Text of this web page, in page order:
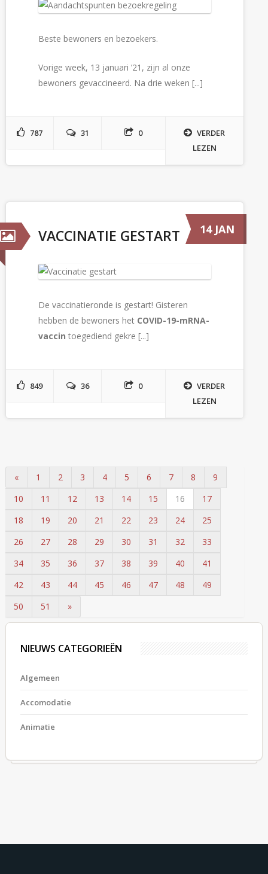
Beste bewoners en bezoekers.
Vorige week, 13 januari ’21, zijn al onze
bewoners gevaccineerd. Na drie weken [...]
787 31 0
VERDER
LEZEN
VACCINATIE GESTART 14 JAN
De vaccinatieronde is gestart! Gisteren
hebben de bewoners het COVID-19-mRNA-
vaccin toegediend gekre [...]
849 36 0
VERDER
LEZEN
« 1 2 3 4 5 6 7 8
9
10
11 12 13 14 15 16
17
18
19 20 21 22 23 24
25
26
27 28 29 30 31 32
33
34
35 36 37 38 39 40
41
42
43 44 45 46 47 48
49
50
51 »
NIEUWS CATEGORIEËN
Algemeen
Accomodatie
Animatie